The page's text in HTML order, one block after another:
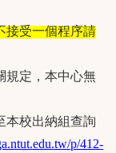
接受一個程序請
規定，本中心無
本校出納組查詢
p/412-